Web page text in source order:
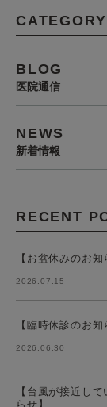
CATEGORY
BLOG
医院通信
NEWS
新着情報
RECENT
【お盆休みのお知
2026.07.15
【臨時休診のお知
2026.06.30
【台風が接近し
らせ】